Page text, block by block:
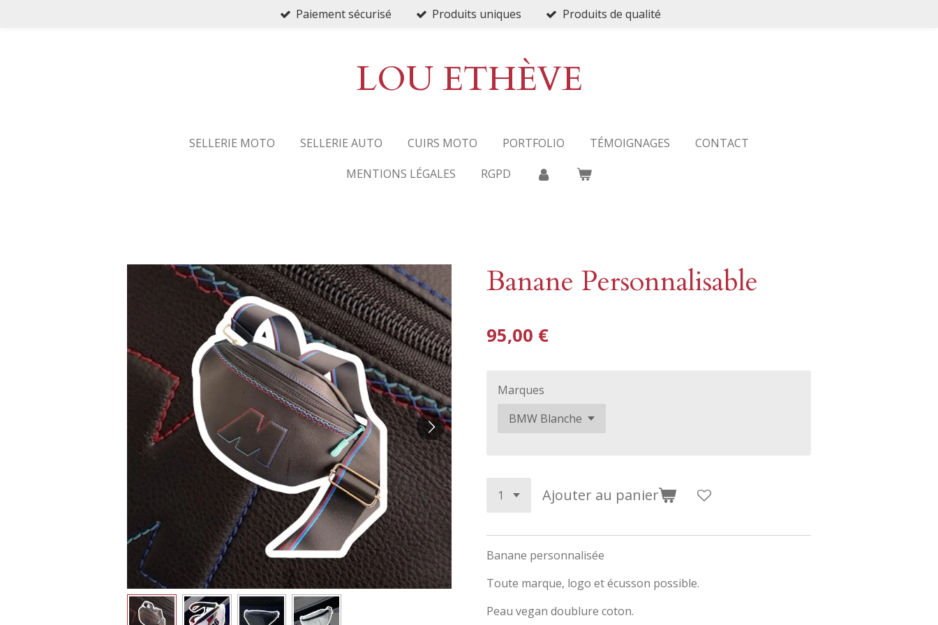
Paiement sécurisé Produits uniques Produits de qualité
LOU ETHÈVE
SELLERIE MOTO SELLERIE AUTO CUIRS MOTO PORTFOLIO TÉMOIGNAGES
CONTACT
MENTIONS LÉGALES
RGPD
Banane Personnalisable
95,00 €
Marques
Ajouter au panier
Banane personnalisée
Toute marque, logo et écusson possible.
Peau vegan doublure coton.